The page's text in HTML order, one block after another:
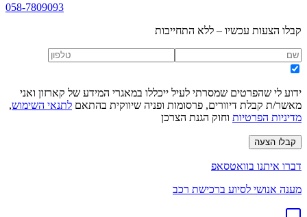
058-7809093
קבלו הצעות עכשיו – ללא התחייבות
ידוע לי שהפרטים שמסרתי לעיל ייכללו במאגרי המידע של קארזון ואני
מאשר/ת קבלת דיוורים, פרסומות ופניה שיווקית בהתאם לתנאי השימוש,
מדיניות הפרטיות וחוק הגנת הצרכן
קבלו הצעה
דברו איתנו בוואטסאפ
מענה אנושי לסיוע ברכישת רכב